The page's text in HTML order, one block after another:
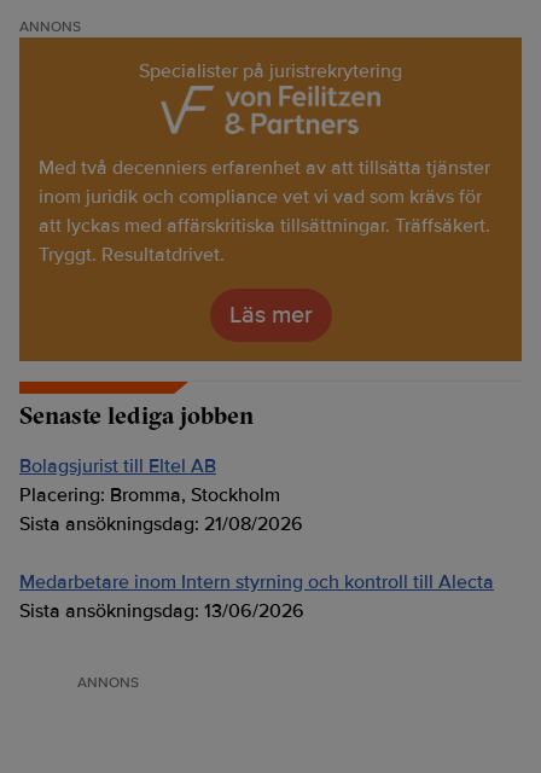
ANNONS
Specialister på juristrekrytering
Med två decenniers erfarenhet av att tillsätta tjänster
inom juridik och compliance vet vi vad som krävs för
att lyckas med affärskritiska tillsättningar. Träffsäkert.
Tryggt. Resultatdrivet.
Läs mer
Senaste lediga jobben
Bolagsjurist till Eltel AB
Placering: Bromma, Stockholm
Sista ansökningsdag: 21/08/2026
Medarbetare inom Intern styrning och kontroll till Alecta
Sista ansökningsdag: 13/06/2026
ANNONS